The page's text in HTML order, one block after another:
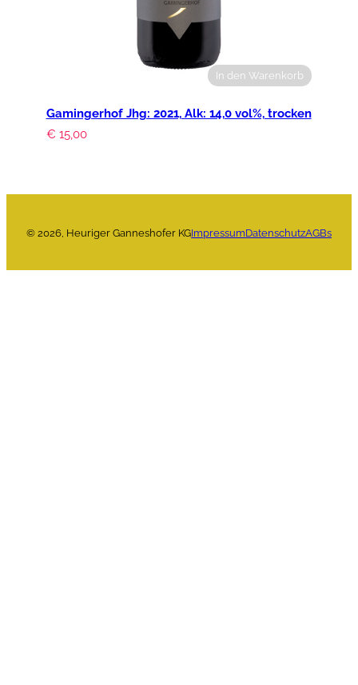
In den Warenkorb
Gamingerhof Jhg: 2021, Alk: 14,0 vol%, trocken
€ 15,00
©2026 , Heuriger Ganneshofer KGImpressumDatenschutzAGBs